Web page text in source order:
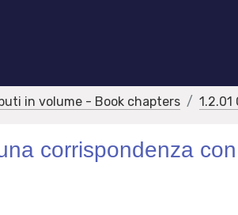
in volume - Book chapters
corrispondenza